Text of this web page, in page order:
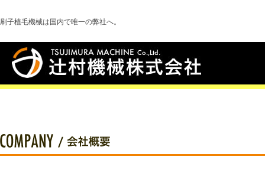
刷子植毛機械は国内で唯一の弊社へ。